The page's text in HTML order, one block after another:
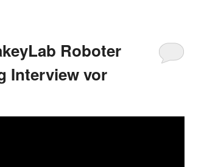
Roboter
Interview vor